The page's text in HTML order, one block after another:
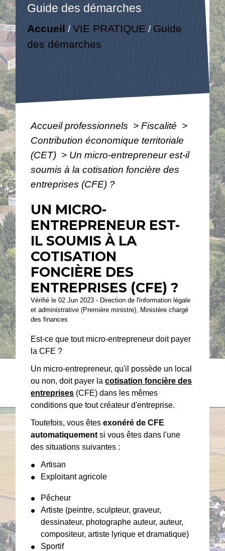
Guide des démarches
Accueil /VIE PRATIQUE / Guide
des démarches
Accueil professionnels > Fiscalité >
Contribution économique territoriale
(CET) > Un micro-entrepreneur est-il
soumis à la cotisation foncière des
entreprises (CFE) ?
UN MICRO-
ENTREPRENEUR EST-
IL SOUMIS À LA
COTISATION
FONCIÈRE DES
ENTREPRISES (CFE) ?
Vérifié le 02 Jun 2023 - Direction de l'information légale
et administrative (Première ministre), Ministère chargé
des finances
Est-ce que tout micro-entrepreneur doit payer
la CFE ?
Un micro-entrepreneur, qu'il possède un local
ou non, doit payer lacotisation foncière des
entreprises (CFE) dans les mêmes
conditions que tout créateur d'entreprise.
Toutefois, vous êtesexonéré de CFE
automatiquement si vous êtes dans l'une
des situations suivantes :
Artisan
Exploitant agricole
Pêcheur
Artiste (peintre, sculpteur, graveur,
dessinateur, photographe auteur, auteur,
compositeur, artiste lyrique et dramatique)
Sportif